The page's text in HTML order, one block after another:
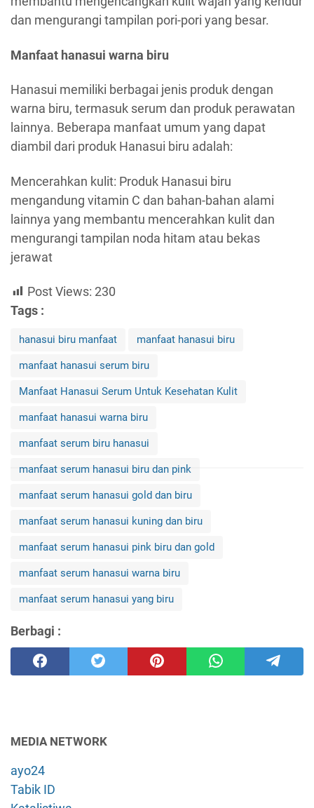
dan mengurangi tampilan pori-pori yang besar.
Manfaat hanasui warna biru
Hanasui memiliki berbagai jenis produk dengan
warna biru, termasuk serum dan produk perawatan
lainnya. Beberapa manfaat umum yang dapat
diambil dari produk Hanasui biru adalah:
Mencerahkan kulit: Produk Hanasui biru
mengandung vitamin C dan bahan-bahan alami
lainnya yang membantu mencerahkan kulit dan
mengurangi tampilan noda hitam atau bekas
jerawat
Post Views: 230
Tags :
hanasui biru manfaat manfaat hanasui biru
manfaat hanasui serum biru
Manfaat Hanasui Serum Untuk Kesehatan Kulit
manfaat hanasui warna biru
manfaat serum biru hanasui
manfaat serum hanasui biru dan pink
manfaat serum hanasui gold dan biru
manfaat serum hanasui kuning dan biru
manfaat serum hanasui pink biru dan gold
manfaat serum hanasui warna biru
manfaat serum hanasui yang biru
Berbagi :
MEDIA NETWORK
ayo24
Tabik ID